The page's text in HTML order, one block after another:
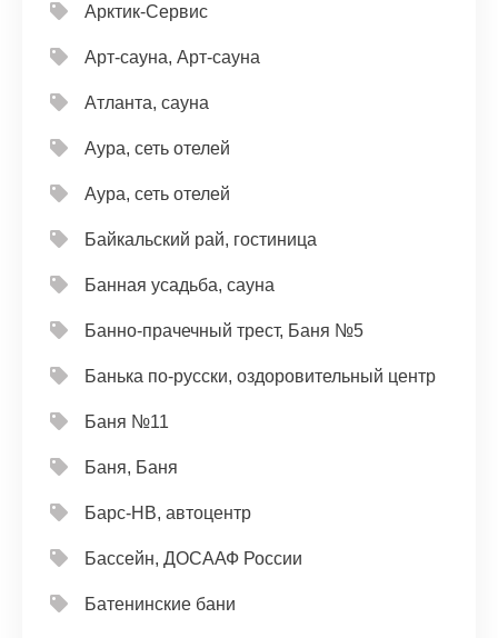
Арктик-Сервис
Арт-сауна, Арт-сауна
Атланта, сауна
Аура, сеть отелей
Аура, сеть отелей
Байкальский рай, гостиница
Банная усадьба, сауна
Банно-прачечный трест, Баня №5
Банька по-русски, оздоровительный центр
Баня №11
Баня, Баня
Барс-НВ, автоцентр
Бассейн, ДОСААФ России
Батенинские бани